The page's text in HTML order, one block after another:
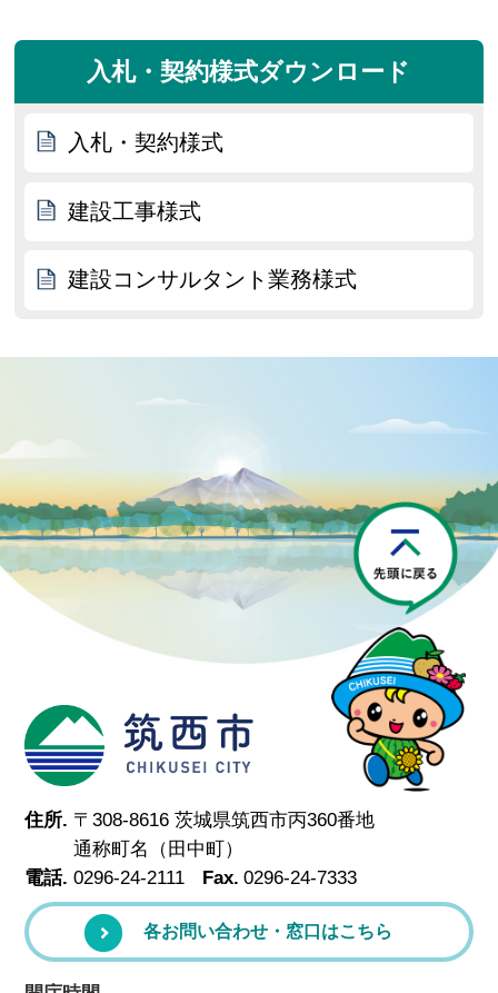
入札・契約様式ダウンロード
入札・契約様式
建設工事様式
建設コンサルタント業務様式
筑西市
住所. 〒308-8616 茨城県筑西市丙360番地
通称町名（田中町）
電話. 0296-24-2111 Fax. 0296-24-7333
各お問い合わせ・窓口はこちら